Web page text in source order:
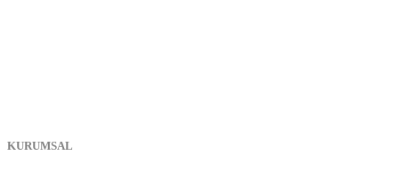
KURUMSAL